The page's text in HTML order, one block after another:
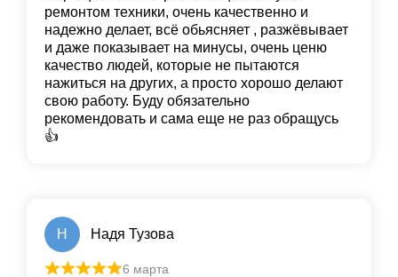
ремонтом техники, очень качественно и
надежно делает, всё обьясняет , разжёвывает
и даже показывает на минусы, очень ценю
качество людей, которые не пытаются
нажиться на других, а просто хорошо делают
свою работу. Буду обязательно
рекомендовать и сама еще не раз обращусь
👍
Н Надя Тузова
6 марта